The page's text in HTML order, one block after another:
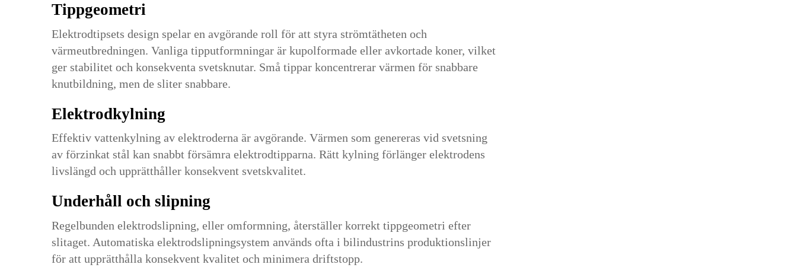
Tippgeometri
Elektrodtipsets design spelar en avgörande roll för att styra strömtätheten och
värmeutbredningen. Vanliga tipputformningar är kupolformade eller avkortade koner, vilket
ger stabilitet och konsekventa svetsknutar. Små tippar koncentrerar värmen för snabbare
knutbildning, men de sliter snabbare.
Elektrodkylning
Effektiv vattenkylning av elektroderna är avgörande. Värmen som genereras vid svetsning
av förzinkat stål kan snabbt försämra elektrodtipparna. Rätt kylning förlänger elektrodens
livslängd och upprätthåller konsekvent svetskvalitet.
Underhåll och slipning
Regelbunden elektrodslipning, eller omformning, återställer korrekt tippgeometri efter
slitaget. Automatiska elektrodslipningsystem används ofta i bilindustrins produktionslinjer
för att upprätthålla konsekvent kvalitet och minimera driftstopp.